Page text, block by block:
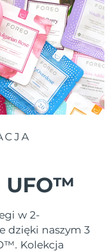
UFO™
w 2-
dzięki naszym 3
Kolekcja